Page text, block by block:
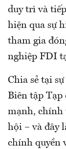
duy trì và
hiện qua sự
tham gia
nghiệp FDI
Chia sẻ tại
Biên tập
mạnh, chính
hội – và đây
chính quyền